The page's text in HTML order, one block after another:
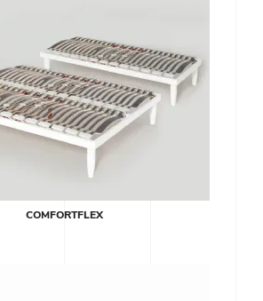
COMFORTFLEX